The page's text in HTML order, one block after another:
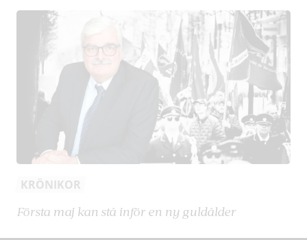
KRÖNIKOR
Första maj kan stå inför en ny guldålder